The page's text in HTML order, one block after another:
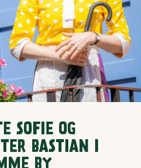
SOFIE OG
BASTIAN I
BY